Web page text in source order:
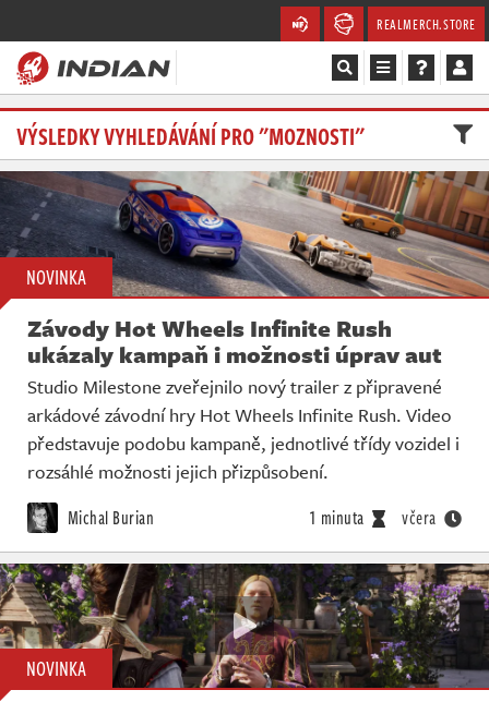
REALMERCH.STORE
Magazín
Recenze
Videa
Soutěže
Databáze
Komunita
Redakce
Živě
VÝSLEDKY VYHLEDÁVÁNÍ PRO "MOZNOSTI"
NOVINKA
Závody Hot Wheels Infinite Rush
ukázaly kampaň i možnosti úprav aut
Studio Milestone zveřejnilo nový trailer z připravené
arkádové závodní hry Hot Wheels Infinite Rush. Video
představuje podobu kampaně, jednotlivé třídy vozidel i
rozsáhlé možnosti jejich přizpůsobení.
Michal Burian 1 minuta včera
NOVINKA